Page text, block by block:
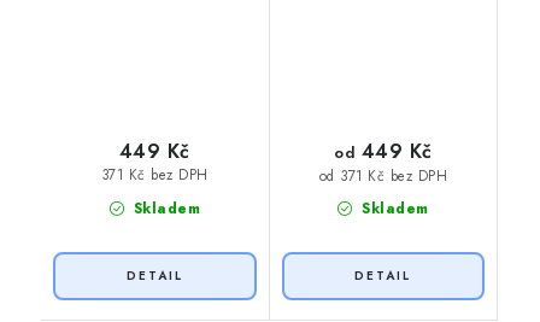
Skladem
371 Kč bez DPH
449 Kč
Skladem
od 371 Kč bez DPH
od 449 Kč